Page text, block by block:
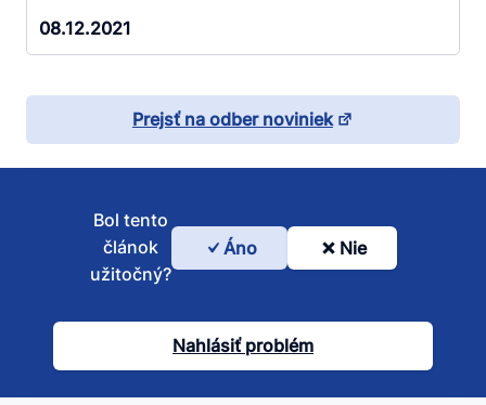
08.12.2021
Prejsť na odber noviniek
Bol
článok
užitočný?
Bol tento
článok
užitočný?
Áno Nie
Nahlásiť problém